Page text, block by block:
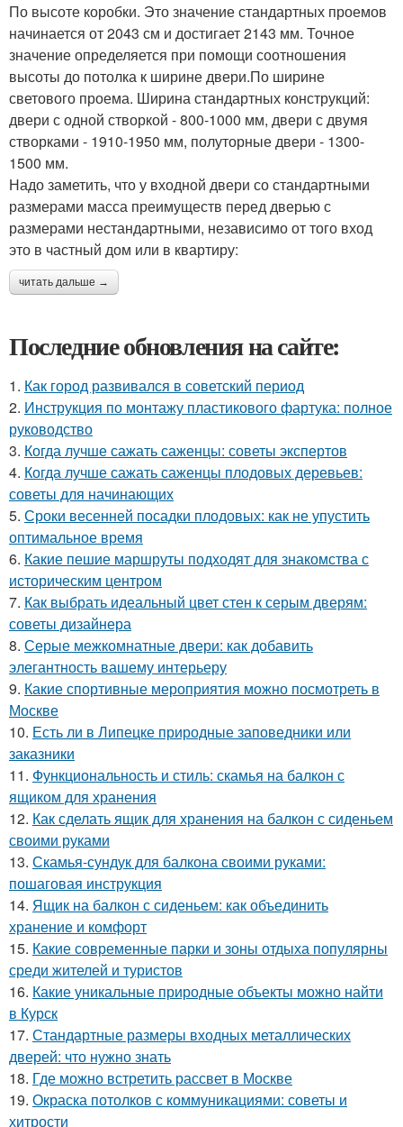
По высоте коробки. Это значение стандартных проемов
начинается от 2043 см и достигает 2143 мм. Точное
значение определяется при помощи соотношения
высоты до потолка к ширине двери.По ширине
светового проема. Ширина стандартных конструкций:
двери с одной створкой - 800-1000 мм, двери с двумя
створками - 1910-1950 мм, полуторные двери - 1300-
1500 мм.
Надо заметить, что у входной двери со стандартными
размерами масса преимуществ перед дверью с
размерами нестандартными, независимо от того вход
это в частный дом или в квартиру:
читать дальше →
Последние обновления на сайте:
1. Как город развивался в советский период
2. Инструкция по монтажу пластикового фартука: полное
руководство
3. Когда лучше сажать саженцы: советы экспертов
4. Когда лучше сажать саженцы плодовых деревьев:
советы для начинающих
5. Сроки весенней посадки плодовых: как не упустить
оптимальное время
6. Какие пешие маршруты подходят для знакомства с
историческим центром
7. Как выбрать идеальный цвет стен к серым дверям:
советы дизайнера
8. Серые межкомнатные двери: как добавить
элегантность вашему интерьеру
9. Какие спортивные мероприятия можно посмотреть в
Москве
10. Есть ли в Липецке природные заповедники или
заказники
11. Функциональность и стиль: скамья на балкон с
ящиком для хранения
12. Как сделать ящик для хранения на балкон с сиденьем
своими руками
13. Скамья-сундук для балкона своими руками:
пошаговая инструкция
14. Ящик на балкон с сиденьем: как объединить
хранение и комфорт
15. Какие современные парки и зоны отдыха популярны
среди жителей и туристов
16. Какие уникальные природные объекты можно найти
в Курск
17. Стандартные размеры входных металлических
дверей: что нужно знать
18. Где можно встретить рассвет в Москве
19. Окраска потолков с коммуникациями: советы и
хитрости